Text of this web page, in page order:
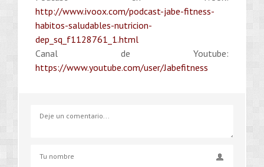
http://www.ivoox.com/podcast-jabe-fitness-
habitos-saludables-nutricion-
dep_sq_f1128761_1.html
Canal de Youtube:
https://www.youtube.com/user/Jabefitness